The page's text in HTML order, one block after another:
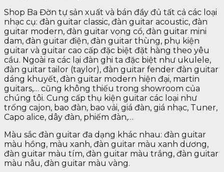
Shop Ba Đờn tự sản xuất và bán đầy đủ tất cả các loại
nhạc cụ: đàn guitar classic, đàn guitar acoustic, đàn
guitar modern, đàn guitar vọng cổ, đàn guitar mini
dam, đàn guitar điện, đàn guitar thùng, phụ kiện
guitar và guitar cao cấp đặc biệt đặt hàng theo yêu
cầu. Ngoài ra các lại đàn ghi ta đặc biệt như ukulele,
đàn guitar tailor (taylor), đàn guitar fender đàn guitar
dáng khuyết, đàn guitar modern hiện đại, martin
guitars,… cũng không thiếu trong showroom của
chúng tôi. Cung cấp thụ kiện guitar các loại như
trống cajon, bao đàn, bao vải, giá đàn, giá nhạc, Tuner,
Capo alice, dây đàn, phiếm đàn,…
Màu sắc đàn guitar đa dạng khác nhau: đàn guitar
màu hồng, màu xanh, đàn guitar màu xanh dương,
đàn guitar màu tím, đàn guitar màu trắng, đàn guitar
màu nâu, đàn guitar màu vàng.